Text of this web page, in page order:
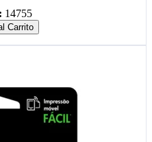
14755
Carrito